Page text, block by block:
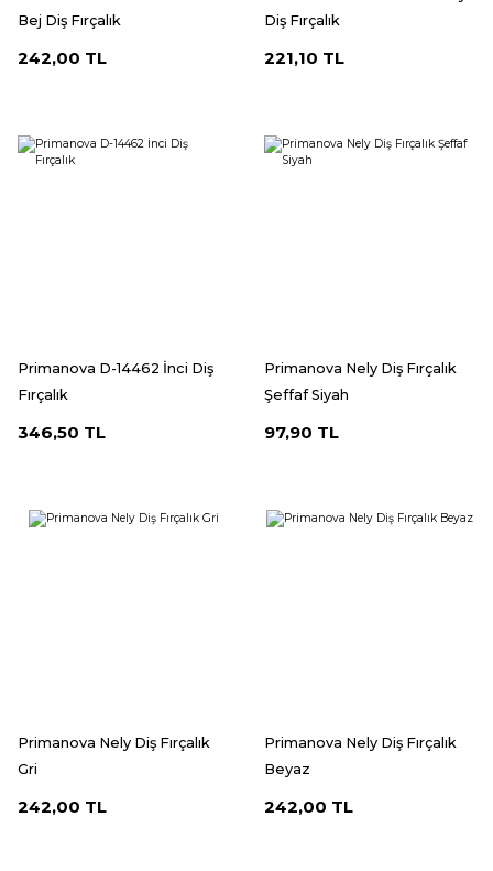
Bej Diş Fırçalık
242,00 TL
Diş Fırçalık
221,10 TL
Primanova D-14462 İnci Diş
Fırçalık
346,50 TL
Primanova Nely Diş Fırçalık
Şeffaf Siyah
97,90 TL
Primanova Nely Diş Fırçalık
Gri
242,00 TL
Primanova Nely Diş Fırçalık
Beyaz
242,00 TL